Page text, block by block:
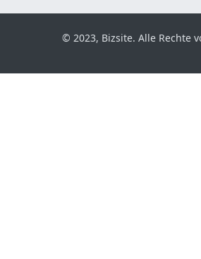
© 2023, Bizsite. Alle Rechte